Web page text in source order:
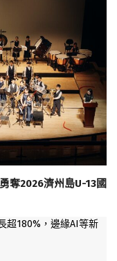
奪2026濟州島U-13國